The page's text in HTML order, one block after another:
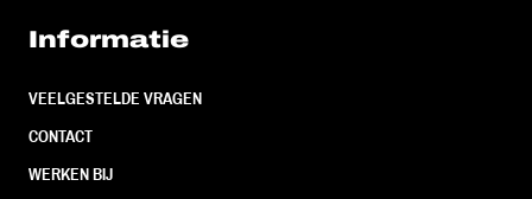
Informatie
VEELGESTELDE VRAGEN
CONTACT
WERKEN BIJ